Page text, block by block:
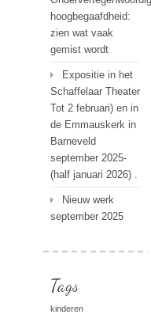
hoogbegaafdheid:
zien wat vaak
gemist wordt
Expositie in het
Schaffelaar Theater
Tot 2 februari) en in
de Emmauskerk in
Barneveld
september 2025-
(half januari 2026) .
Nieuw werk
september 2025
Tags
kinderen